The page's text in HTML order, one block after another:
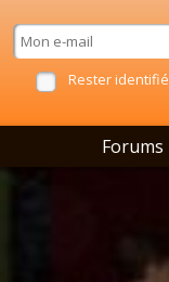
Rester identifié
Forums